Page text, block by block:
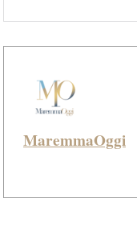
MaremmaOggi